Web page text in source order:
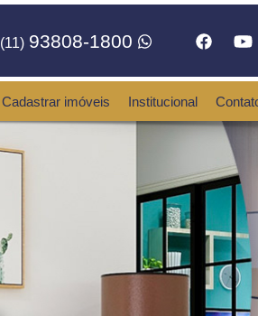
(11) 93808-1800
Cadastrar imóveis Institucional